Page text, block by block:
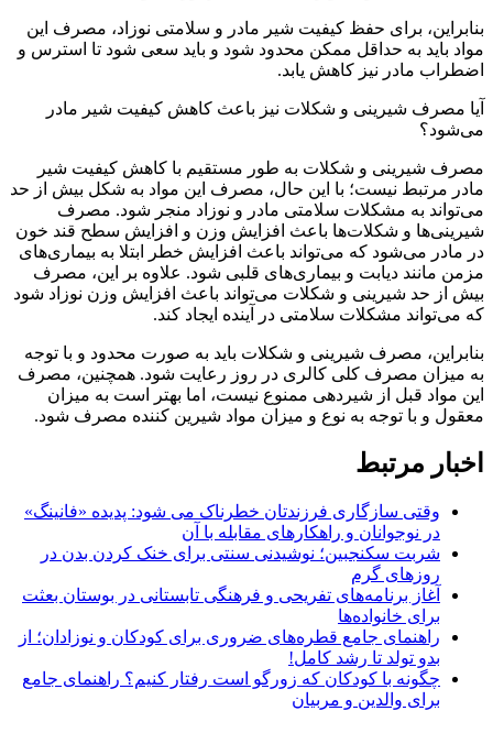
بنابراین، برای حفظ کیفیت شیر مادر و سلامتی نوزاد، مصرف این
مواد باید به حداقل ممکن محدود شود و باید سعی شود تا استرس و
اضطراب مادر نیز کاهش یابد.
آیا مصرف شیرینی و شکلات نیز باعث کاهش کیفیت شیر مادر
می‌شود؟
مصرف شیرینی و شکلات به طور مستقیم با کاهش کیفیت شیر
مادر مرتبط نیست؛ با این حال، مصرف این مواد به شکل بیش از حد
می‌تواند به مشکلات سلامتی مادر و نوزاد منجر شود. مصرف
شیرینی‌ها و شکلات‌ها باعث افزایش وزن و افزایش سطح قند خون
در مادر می‌شود که می‌تواند باعث افزایش خطر ابتلا به بیماری‌های
مزمن مانند دیابت و بیماری‌های قلبی شود. علاوه بر این، مصرف
بیش از حد شیرینی و شکلات می‌تواند باعث افزایش وزن نوزاد شود
که می‌تواند مشکلات سلامتی در آینده ایجاد کند.
بنابراین، مصرف شیرینی و شکلات باید به صورت محدود و با توجه
به میزان مصرف کلی کالری در روز رعایت شود. همچنین، مصرف
این مواد قبل از شیردهی ممنوع نیست، اما بهتر است به میزان
معقول و با توجه به نوع و میزان مواد شیرین کننده مصرف شود.
اخبار مرتبط
وقتی سازگاری فرزندتان خطرناک می شود: پدیده «فانینگ»
در نوجوانان و راهکارهای مقابله با آن
شربت سکنجبین؛ نوشیدنی سنتی برای خنک‌ کردن بدن در
روزهای گرم
آغاز برنامه‌های تفریحی و فرهنگی تابستانی در بوستان بعثت
برای خانواده‌ها
راهنمای جامع قطره‌های ضروری برای کودکان و نوزادان؛ از
بدو تولد تا رشد کامل!
چگونه با کودکان که زورگو است رفتار کنیم؟ راهنمای جامع
برای والدین و مربیان